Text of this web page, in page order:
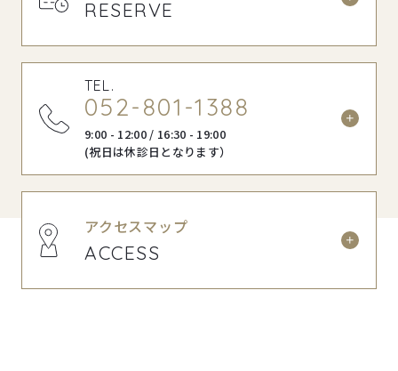
RESERVE
TEL .
052-801-1388
9:00 - 12:00 / 16:30 - 19:00
(祝日は休診日となります）
アクセスマップ
ACCESS